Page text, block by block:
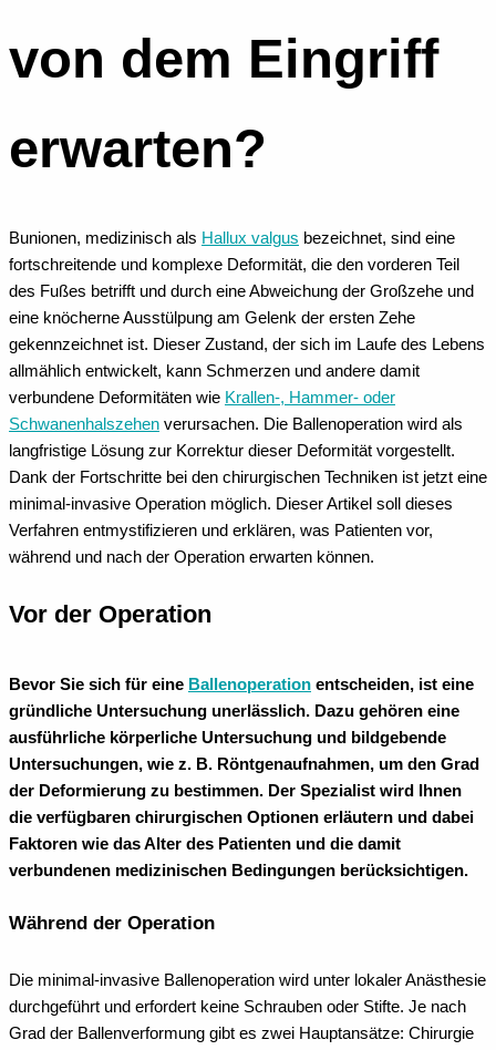
von dem Eingriff
erwarten?
Bunionen, medizinisch als Hallux valgus bezeichnet, sind eine
fortschreitende und komplexe Deformität, die den vorderen Teil
des Fußes betrifft und durch eine Abweichung der Großzehe und
eine knöcherne Ausstülpung am Gelenk der ersten Zehe
gekennzeichnet ist. Dieser Zustand, der sich im Laufe des Lebens
allmählich entwickelt, kann Schmerzen und andere damit
verbundene Deformitäten wie Krallen-, Hammer- oder
Schwanenhalszehen verursachen. Die Ballenoperation wird als
langfristige Lösung zur Korrektur dieser Deformität vorgestellt.
Dank der Fortschritte bei den chirurgischen Techniken ist jetzt eine
minimal-invasive Operation möglich. Dieser Artikel soll dieses
Verfahren entmystifizieren und erklären, was Patienten vor,
während und nach der Operation erwarten können.
Vor der Operation
Bevor Sie sich für eine Ballenoperation entscheiden, ist eine
gründliche Untersuchung unerlässlich. Dazu gehören eine
ausführliche körperliche Untersuchung und bildgebende
Untersuchungen, wie z. B. Röntgenaufnahmen, um den Grad
der Deformierung zu bestimmen. Der Spezialist wird Ihnen
die verfügbaren chirurgischen Optionen erläutern und dabei
Faktoren wie das Alter des Patienten und die damit
verbundenen medizinischen Bedingungen berücksichtigen.
Während der Operation
Die minimal-invasive Ballenoperation wird unter lokaler Anästhesie
durchgeführt und erfordert keine Schrauben oder Stifte. Je nach
Grad der Ballenverformung gibt es zwei Hauptansätze: Chirurgie